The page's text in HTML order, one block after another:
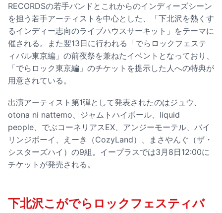
RECORDSの若手バンドとこれからのインディーズシーン
を担う若手アーティストを中心とした、「下北沢を熱くす
るインディー志向のライブハウスサーキット」をテーマに
催される。また翌13日に行われる「でらロックフェステ
ィバル東京編」の前夜祭を兼ねたイベントとなっており、
「でらロック東京編」のチケットを提示した人への特典が
用意されている。
出演アーティスト第1弾として発表されたのはジュウ、
otona ni nattemo、ジャムトハイボール、liquid
people、でぶコーネリアスEX、アンジーモーテル、バイ
リンジボーイ、えーき（CozyLand）、まさやんぐ（ザ・
シスターズハイ）の9組。イープラスでは3月8日12:00に
チケットが発売される。
下北沢こがでらロックフェスティバ